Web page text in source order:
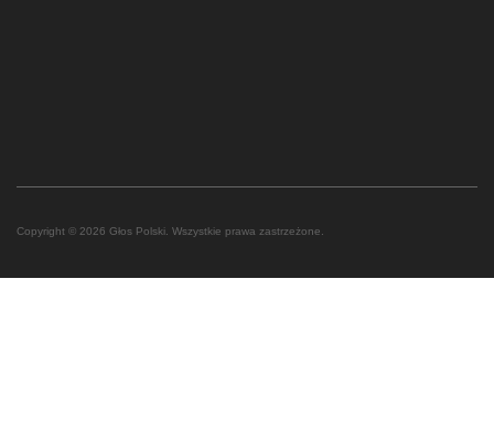
Copyright © 2026 Głos Polski. Wszystkie prawa zastrzeżone.